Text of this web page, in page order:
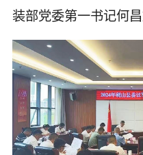
装部党委第一书记何